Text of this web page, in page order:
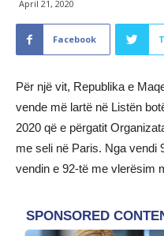
April 21, 2020
Facebook
Për një vit, Republika e
vende më lartë në Listën
2020 që e përgatit
me seli në Paris. Nga vendi
vendin e 92-të me vlerësim